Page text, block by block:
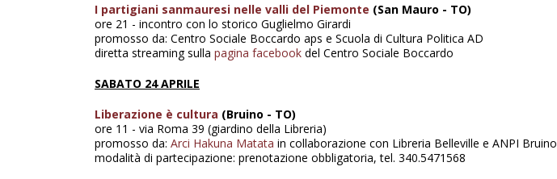
I partigiani sanmauresi nelle valli del Piemonte (San Mauro - TO)
ore 21 - incontro con lo storico Guglielmo Girardi
promosso da: Centro Sociale Boccardo aps e Scuola di Cultura Politica AD
diretta streaming sulla pagina facebook del Centro Sociale Boccardo
SABATO 24 APRILE
Liberazione è cultura (Bruino - TO)
ore 11 - via Roma 39 (giardino della Libreria)
promosso da: Arci Hakuna Matata in collaborazione con Libreria Belleville e ANPI Bruino
modalità di partecipazione: prenotazione obbligatoria, tel. 340.5471568